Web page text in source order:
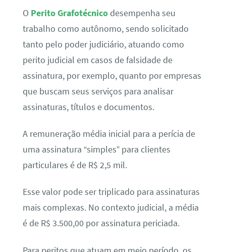
O Perito Grafotécnicodesempenha seu
trabalho como autônomo, sendo solicitado
tanto pelo poder judiciário, atuando como
perito judicial em casos de falsidade de
assinatura, por exemplo, quanto por empresas
que buscam seus serviços para analisar
assinaturas, títulos e documentos.
A remuneração média inicial para a perícia de
uma assinatura “simples” para clientes
particulares é de R$ 2,5 mil.
Esse valor pode ser triplicado para assinaturas
mais complexas. No contexto judicial, a média
é de R$ 3.500,00 por assinatura periciada.